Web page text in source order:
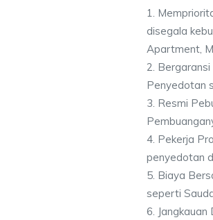
1.
disegala
Apartment,
2.
Penyedotan
3. Resmi
4. Pekerja
penyedotan
5. Biaya
seperti
6. Jangkauan